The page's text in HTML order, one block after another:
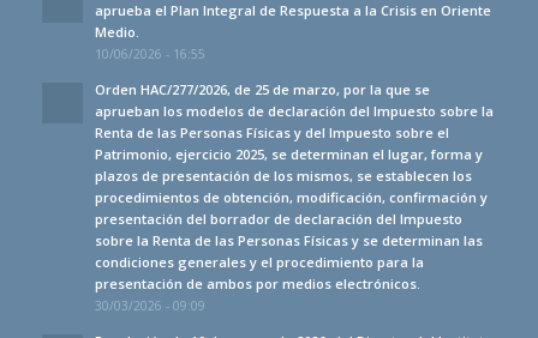
aprueba el Plan Integral de Respuesta a la Crisis en Oriente
Medio.
10/06/2026 - 16:55
Orden HAC/277/2026, de 25 de marzo, por la que se
aprueban los modelos de declaración del Impuesto sobre la
Renta de las Personas Físicas y del Impuesto sobre el
Patrimonio, ejercicio 2025, se determinan el lugar, forma y
plazos de presentación de los mismos, se establecen los
procedimientos de obtención, modificación, confirmación y
presentación del borrador de declaración del Impuesto
sobre la Renta de las Personas Físicas y se determinan las
condiciones generales y el procedimiento para la
presentación de ambos por medios electrónicos.
30/03/2026 - 09:09